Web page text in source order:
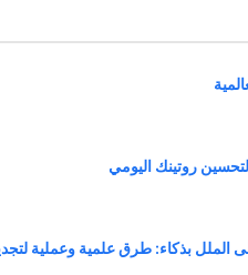
روتينك اليومي
الملل بذكاء: طرق علمية وعملية